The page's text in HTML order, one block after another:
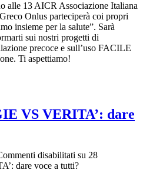
alle 13 AICR Associazione Italiana
Onlus parteciperà coi propri
insieme per la salute”. Sarà
sui nostri progetti di
precoce e sull’uso FACILE
Ti aspettiamo!
VS VERITA’: dare
disabilitati su 28
dare voce a tutti?